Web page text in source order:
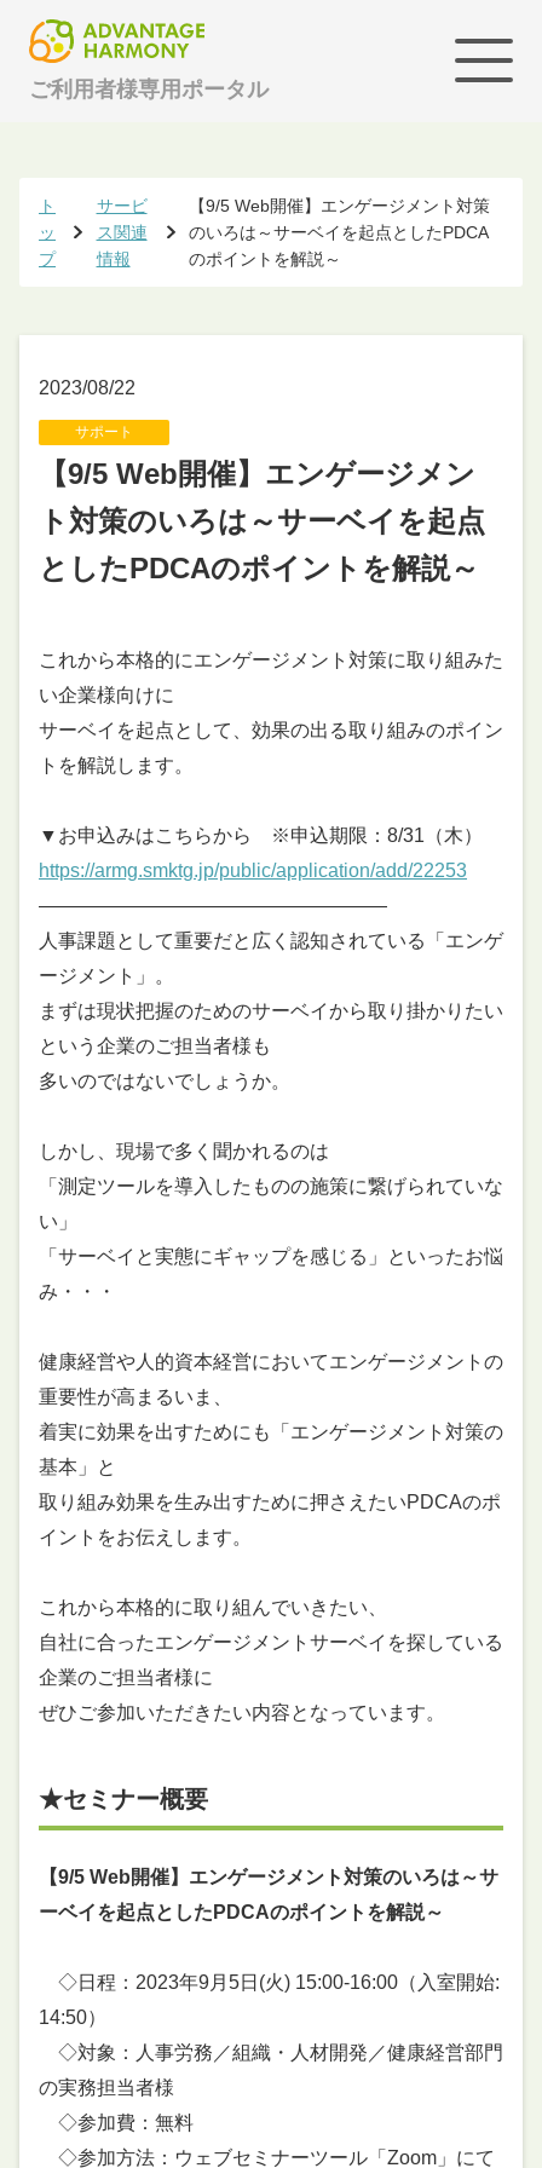
ご利用者様専用ポータル
ト
ッ
プ
サービ
ス関連
情報
【9/5 Web開催】エンゲージメント対策
のいろは～サーベイを起点としたPDCA
のポイントを解説～
2023/08/22
サポート
【9/5 Web開催】エンゲージメン
ト対策のいろは～サーベイを起点
としたPDCAのポイントを解説～
これから本格的にエンゲージメント対策に取り組みた
い企業様向けに
サーベイを起点として、効果の出る取り組みのポイン
トを解説します。
▼お申込みはこちらから ※申込期限：8/31（木）
https://armg.smktg.jp/public/application/add/22253
――――――――――――――――――
人事課題として重要だと広く認知されている「エンゲ
ージメント」。
まずは現状把握のためのサーベイから取り掛かりたい
という企業のご担当者様も
多いのではないでしょうか。
しかし、現場で多く聞かれるのは
「測定ツールを導入したものの施策に繋げられていな
い」
「サーベイと実態にギャップを感じる」といったお悩
み・・・
健康経営や人的資本経営においてエンゲージメントの
重要性が高まるいま、
着実に効果を出すためにも「エンゲージメント対策の
基本」と
取り組み効果を生み出すために押さえたいPDCAのポ
イントをお伝えします。
これから本格的に取り組んでいきたい、
自社に合ったエンゲージメントサーベイを探している
企業のご担当者様に
ぜひご参加いただきたい内容となっています。
★セミナー概要
【9/5 Web開催】エンゲージメント対策のいろは～サ
ーベイを起点としたPDCAのポイントを解説～
◇日程：2023年9月5日(火) 15:00-16:00（入室開始:
14:50）
◇対象：人事労務／組織・人材開発／健康経営部門
の実務担当者様
◇参加費：無料
◇参加方法：ウェブセミナーツール「Zoom」にて